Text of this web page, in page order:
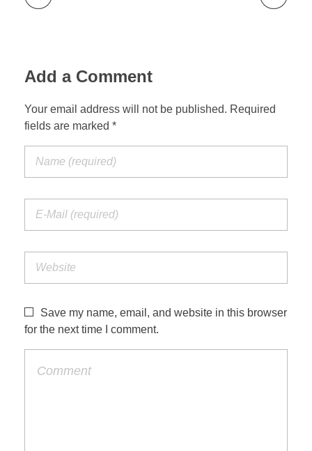
Add a Comment
Your email address will not be published. Required
fields are marked *
Save my name, email, and website in this browser
for the next time I comment.